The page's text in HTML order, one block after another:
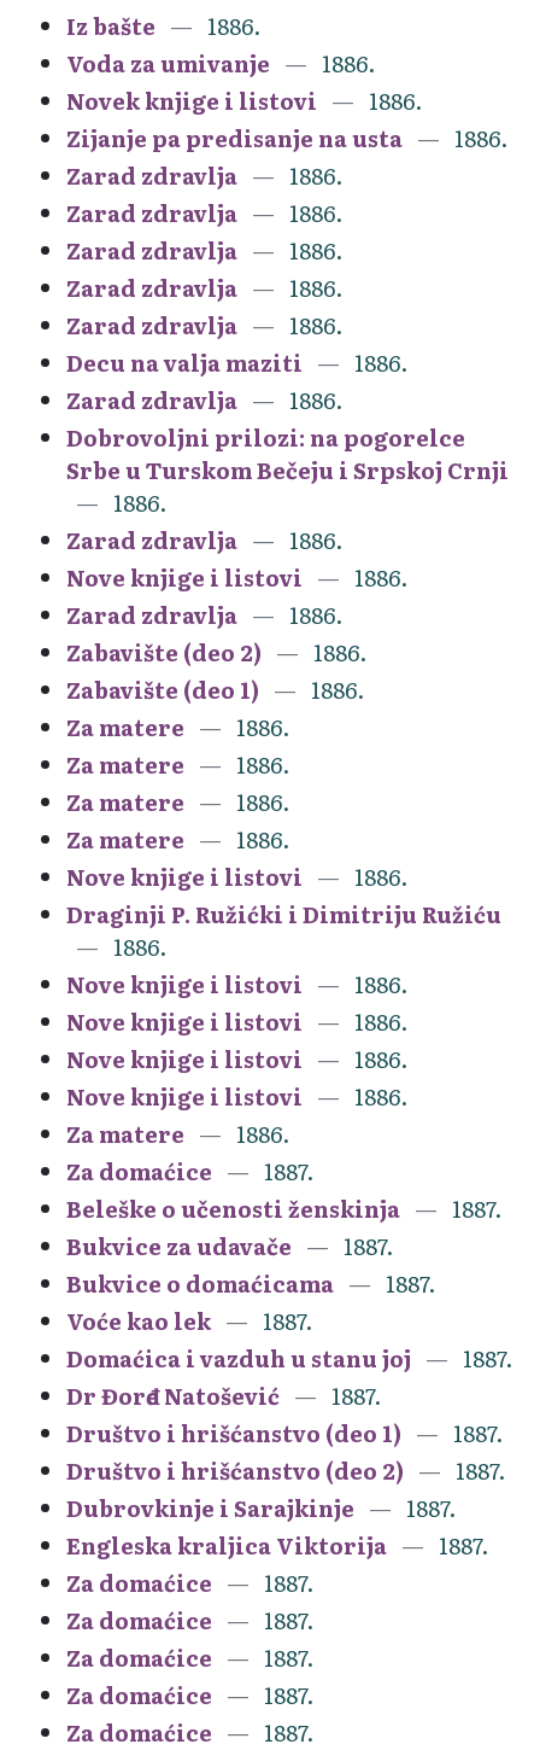
Iz bašte
1886.
Voda za umivanje
1886.
Novek knjige i listovi
1886.
Zijanje pa predisanje na usta
1886.
Zarad zdravlja
1886.
Zarad zdravlja
1886.
Zarad zdravlja
1886.
Zarad zdravlja
1886.
Zarad zdravlja
1886.
Decu na valja maziti
1886.
Zarad zdravlja
1886.
Dobrovoljni prilozi: na pogorelce
Srbe u Turskom Bečeju i Srpskoj Crnji
1886.
Zarad zdravlja
1886.
Nove knjige i listovi
1886.
Zarad zdravlja
1886.
Zabavište (deo 2)
1886.
Zabavište (deo 1)
1886.
Za matere
1886.
Za matere
1886.
Za matere
1886.
Za matere
1886.
Nove knjige i listovi
1886.
Draginji P. Ružićki i Dimitriju Ružiću
1886.
Nove knjige i listovi
1886.
Nove knjige i listovi
1886.
Nove knjige i listovi
1886.
Nove knjige i listovi
1886.
Za matere
1886.
Za domaćice
1887.
Beleške o učenosti ženskinja
1887.
Bukvice za udavače
1887.
Bukvice o domaćicama
1887.
Voće kao lek
1887.
Domaćica i vazduh u stanu joj
1887.
Dr Đorđe Natošević
1887.
Društvo i hrišćanstvo (deo 1)
1887.
Društvo i hrišćanstvo (deo 2)
1887.
Dubrovkinje i Sarajkinje
1887.
Engleska kraljica Viktorija
1887.
Za domaćice
1887.
Za domaćice
1887.
Za domaćice
1887.
Za domaćice
1887.
Za domaćice
1887.